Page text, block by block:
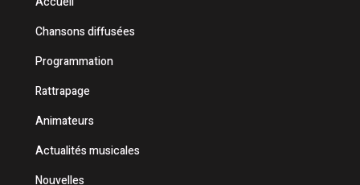
Chansons diffusées
Programmation
Rattrapage
Animateurs
Actualités musicales
Nouvelles